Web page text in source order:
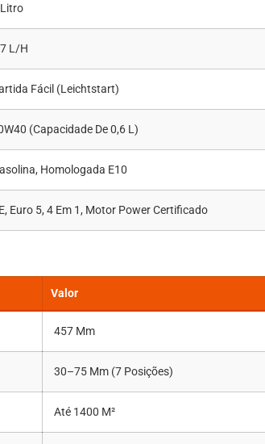
L/h
Fácil (Leichtstart)
(capacidade De 0,6 L)
Homologada E10
Euro 5, 4 Em 1, Motor Power Certificado
Valor
457 Mm
30–75 Mm (7 Posições)
Até 1400 M²